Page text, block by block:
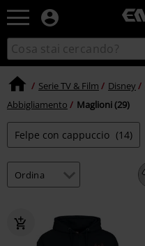
Cerca
nel
Serie TV & Film Disney
Abbigliamento
Maglioni (29)
Felpe con cappuccio (14)